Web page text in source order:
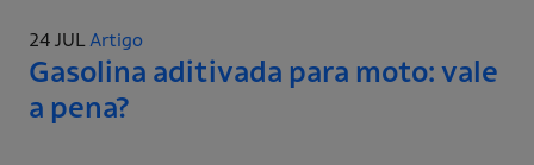
24 JULArtigo
Gasolina aditivada para moto: vale
a pena?